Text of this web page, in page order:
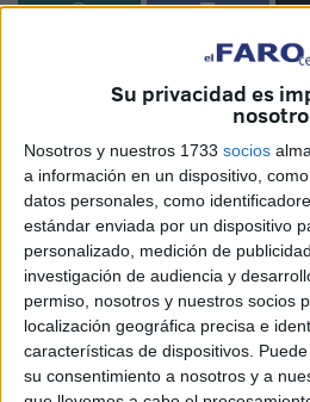
Su privacidad es
Nosotros y nuestros 1733 socios
a información en un dispositivo,
datos personales, como
estándar enviada por un dispositivo
personalizado, medición de
investigación de audiencia y
permiso, nosotros y nuestros socios
localización geográfica precisa e
características de dispositivos.
su consentimiento a nosotros y a
Andamos buenos con las
legislaciones que las protegen.
como decía no se quién, no se
intolerante que ser tolerante con
Ya había oído hablar de noticias
gente es muy mala, no daba
estamparon la noticia en todos
condena a España a pagar
transfusiones de sangre a una
Así es y no es broma inocente ni